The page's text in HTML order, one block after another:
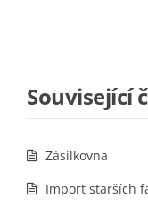
Související
Zásilkovna
Import starších